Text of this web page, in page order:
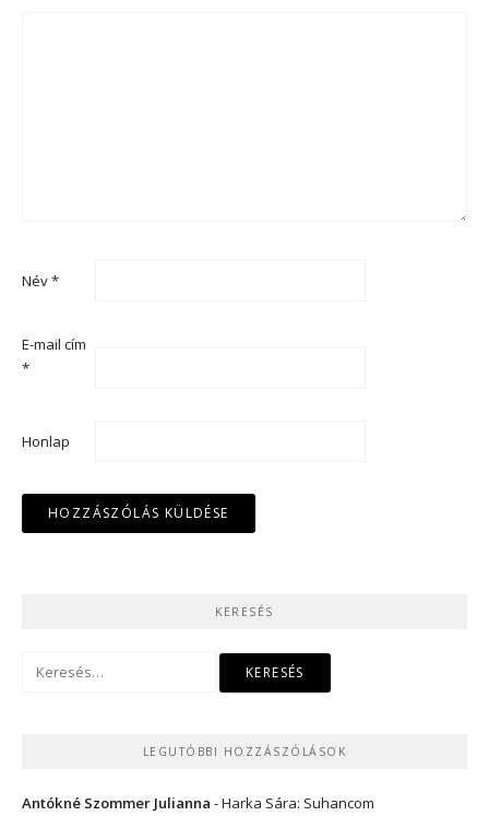
Név*
E-mail cím
*
Honlap
KERESÉS
LEGUTÓBBI HOZZÁSZÓLÁSOK
Antókné Szommer Julianna -Harka Sára: Suhancom